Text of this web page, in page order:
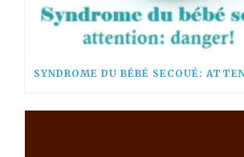
SYNDROME DU BÉBÉ SECOUÉ: